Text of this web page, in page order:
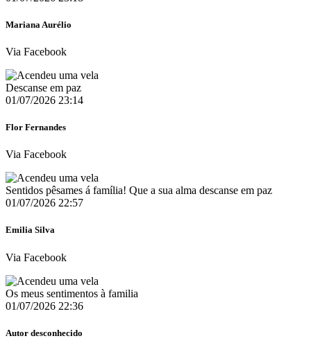
Mariana Aurélio
Via Facebook
Descanse em paz
01/07/2026 23:14
Flor Fernandes
Via Facebook
Sentidos pêsames á família! Que a sua alma descanse em paz
01/07/2026 22:57
Emilia Silva
Via Facebook
Os meus sentimentos à familia
01/07/2026 22:36
Autor desconhecido